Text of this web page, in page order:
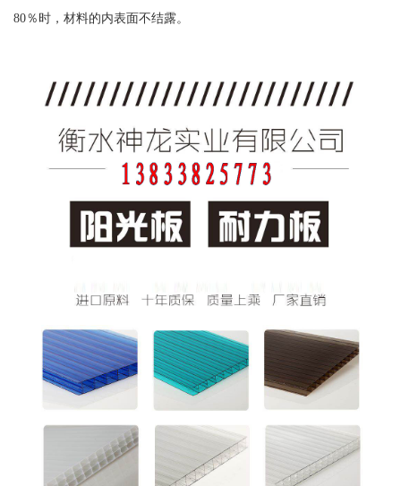
80％时，材料的内表面不结露。